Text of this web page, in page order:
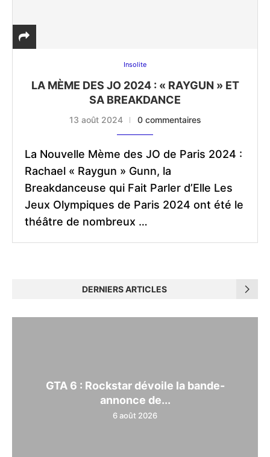
Insolite
LA MÈME DES JO 2024 : « RAYGUN » ET
SA BREAKDANCE
13 août 2024 0 commentaires
La Nouvelle Mème des JO de Paris 2024 :
Rachael « Raygun » Gunn, la
Breakdanceuse qui Fait Parler d’Elle Les
Jeux Olympiques de Paris 2024 ont été le
théâtre de nombreux …
DERNIERS ARTICLES
GTA 6 : Rockstar dévoile la bande-
annonce de...
6 août 2026